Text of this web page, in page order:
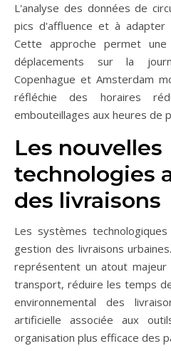
L'analyse des données de
pics d'affluence et à
Cette approche permet
déplacements sur la
Copenhague et Amsterdam
réfléchie des horaires
embouteillages aux heures de
Les nouvelles
technologies
des livraisons
Les systèmes
gestion des livraisons
représentent un atout
transport, réduire les temps
environnemental des
artificielle associée aux
organisation plus efficace des